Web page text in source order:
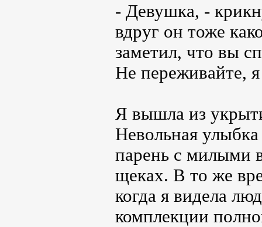
- Девушка, -
вдруг он тоже
заметил, что вы
Не переживайте,
Я вышла из
Невольная
парень с милыми
щеках. В то же
когда я видела
комплекции